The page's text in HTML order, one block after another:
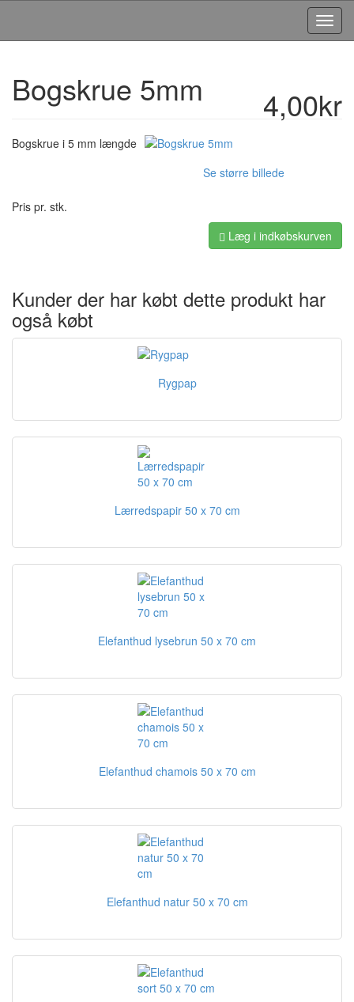
4,00kr
Bogskrue 5mm
Se større billede
Bogskrue i 5 mm længde
Pris pr. stk.
Læg i indkøbskurven
Kunder der har købt dette produkt har
også købt
Rygpap
Lærredspapir 50 x 70 cm
Elefanthud lysebrun 50 x 70 cm
Elefanthud chamois 50 x 70 cm
Elefanthud natur 50 x 70 cm